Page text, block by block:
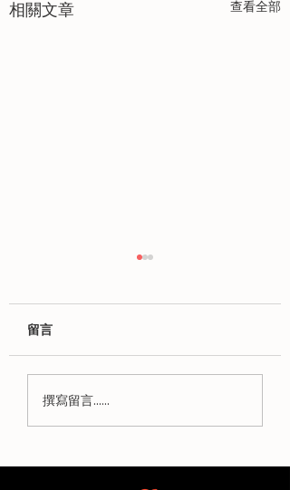
相關文章 查看全部
《中小學數字教育發展
留言
撰寫留言......